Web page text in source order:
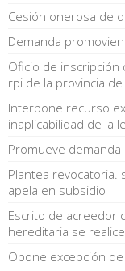
Cesión onerosa de
Demanda
Oficio de inscripción
rpi de la provincia
Interpone recurso
inaplicabilidad de la
Promueve
Plantea revocatoria.
apela en subsidio
Escrito de acreedor
hereditaria se
Opone excepción